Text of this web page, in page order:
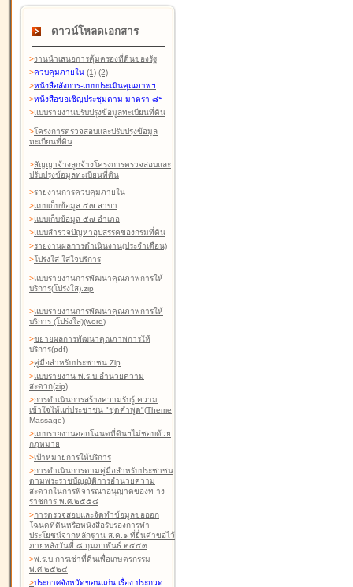
ดาวน์โหลดเอกสาร
>งานนำเสนอการคุ้มครองที่ดินของรัฐ
>ควบคุมภายใน (1) (2)
>หนังสือสังการ-แบบประเมินคุณภาพฯ
>หนังสือขอเชิญประชุมตาม มาตรา ๘ฯ
>แบบรายงานปรับปรุงข้อมูลทะเบียนที่ดิน
>โครงการตรวจสอบและปรับปรุงข้อมูล
ทะเบียนที่ดิน
>สัญญาจ้างลูกจ้างโครงการตรวจสอบและ
ปรับปรุงข้อมูลทะเบียนที่ดิน
>รายงานการควบคุมภายใน
>แบบเก็บข้อมูล ๕๗ สาขา
>แบบเก็บข้อมูล ๕๗ อำเภอ
>แบบสำรวจปัญหาอุปสรรคของกรมที่ดิน
>รายงานผลการดำเนินงาน(ประจำเดือน)
>โปร่งใส ใส่ใจบริการ
>แบบรายงานการพัฒนาคุณภาพการให้
บริการ(โปร่งใส).zip
>แบบรายงานการพัฒนาคุณภาพการให้
บริการ (โปร่งใส)(word)
>ขยายผลการพัฒนาคุณภาพการให้
บริการ(pdf)
>คู่มือสำหรับประชาชน Zip
>แบบรายงาน พ.ร.บ.อำนวยความ
สะดวก(zip)
>การดำเนินการสร้างความรับรู้ ความ
เข้าใจให้แก่ประชาชน "ชุดคำพูด"(Theme
Massage)
>แบบรายงานออกโฉนดที่ดินฯไม่ชอบด้วย
กฎหมาย
>เป้าหมายการให้บริการ
>การดำเนินการตามคู่มือสำหรับประชาชน
ตามพระราชบัญญัติการอำนวยความ
สะดวกในการพิจารณาอนุญาตของท าง
ราชการ พ.ศ.๒๕๕๘
>การตรวจสอบและจัดทำข้อมูลขอออก
โฉนดที่ดินหรือหนังสือรับรองการทำ
ประโยชน์จากหลักฐาน ส.ค.๑ ที่ยื่นคำขอไว้
ภายหลังวันที่ ๘ กุมภาพันธ์ ๒๕๕๓
>พ.ร.บ.การเช่าที่ดินเพื่อเกษตรกรรม
พ.ศ.๒๕๒๔
>ประกาศจังหวัดขอนแก่น เรื่อง ประกวด